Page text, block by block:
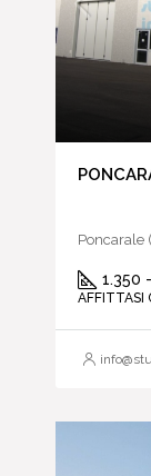
Poncarale
1.350
AFFITTASI